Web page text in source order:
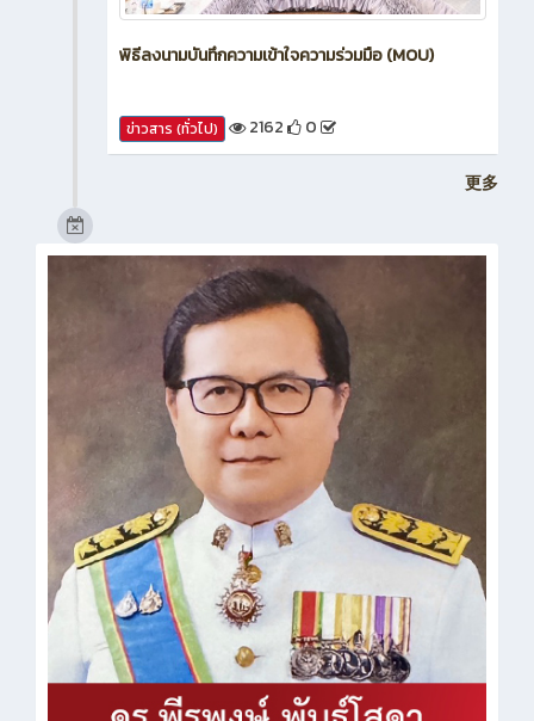
พิธีลงนามบันทึกความเข้าใจความร่วมมือ (MOU)
ข่าวสาร (ทั่วไป) 2162 0
更多